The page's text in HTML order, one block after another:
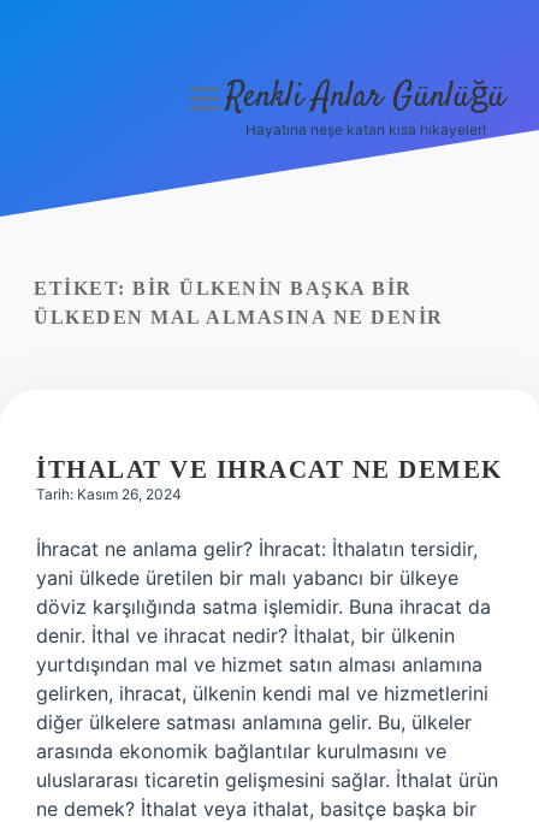
Yasal Uyarı
menüyüRenkli Anlar Günlüğü
Hayatına neşe katan kısa hikayeler!
ETIKET: BIR ÜLKENIN BAŞKA BIR
ÜLKEDEN MAL ALMASINA NE DENIR
İTHALAT VE IHRACAT NE DEMEK
Tarih: Kasım 26, 2024
İhracat ne anlama gelir? İhracat: İthalatın tersidir,
yani ülkede üretilen bir malı yabancı bir ülkeye
döviz karşılığında satma işlemidir. Buna ihracat da
denir. İthal ve ihracat nedir? İthalat, bir ülkenin
yurtdışından mal ve hizmet satın alması anlamına
gelirken, ihracat, ülkenin kendi mal ve hizmetlerini
diğer ülkelere satması anlamına gelir. Bu, ülkeler
arasında ekonomik bağlantılar kurulmasını ve
uluslararası ticaretin gelişmesini sağlar. İthalat ürün
ne demek? İthalat veya ithalat, basitçe başka bir